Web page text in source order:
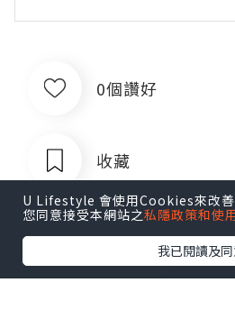
0個讚好
收藏
U Lifestyle 會使用Cookies來改善
您同意接受本網站之私隱政策和使
我已閱讀及